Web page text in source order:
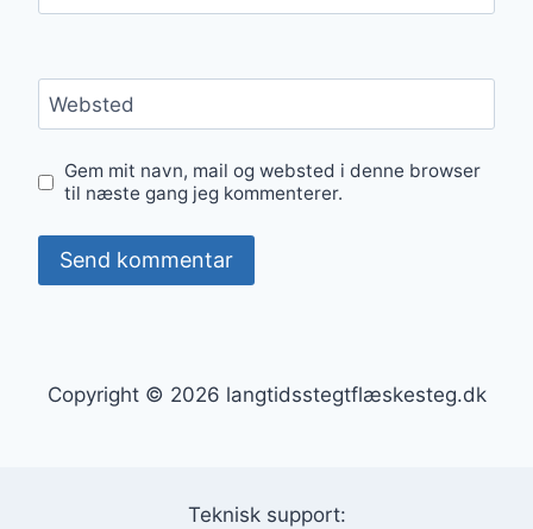
Websted
Gem mit navn, mail og websted i denne browser
til næste gang jeg kommenterer.
Copyright © 2026 langtidsstegtflæskesteg.dk
Teknisk support: